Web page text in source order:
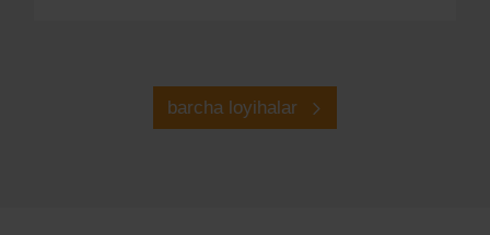
barcha loyihalar